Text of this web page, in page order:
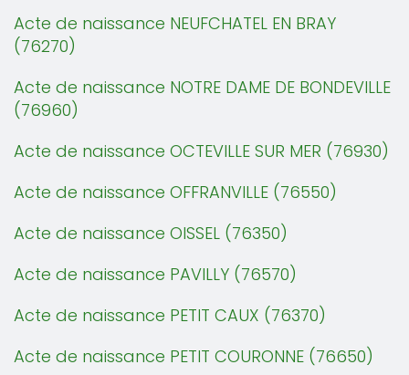
Acte de naissance NEUFCHATEL EN BRAY
(76270)
Acte de naissance NOTRE DAME DE BONDEVILLE
(76960)
Acte de naissance OCTEVILLE SUR MER (76930)
Acte de naissance OFFRANVILLE (76550)
Acte de naissance OISSEL (76350)
Acte de naissance PAVILLY (76570)
Acte de naissance PETIT CAUX (76370)
Acte de naissance PETIT COURONNE (76650)